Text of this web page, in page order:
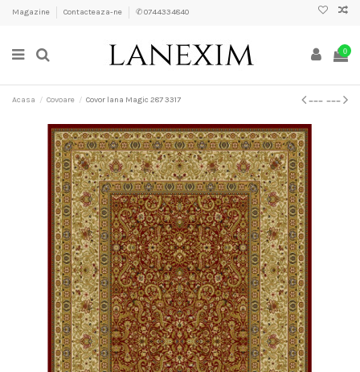
Magazine Contacteaza-ne ✆ 0744334840
0
Acasa Covoare Covor lana Magic 287 3317